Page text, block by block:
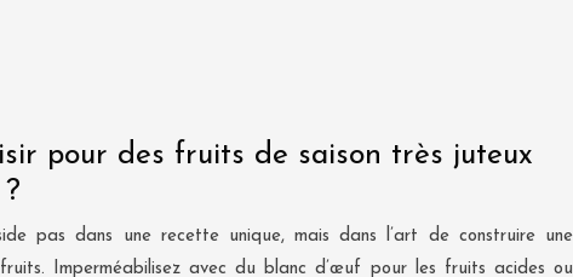
pour des fruits de saison très juteux
pas dans une recette unique, mais dans l’art de construire une
Imperméabilisez avec du blanc d’œuf pour les fruits acides ou